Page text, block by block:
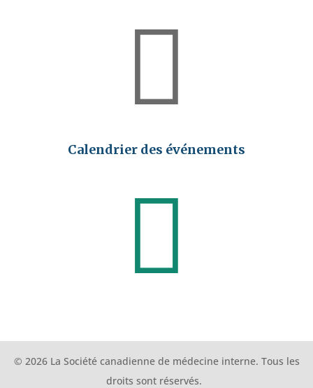

Calendrier des événements

© 2026 La Société canadienne de médecine interne. Tous les
droits sont réservés.